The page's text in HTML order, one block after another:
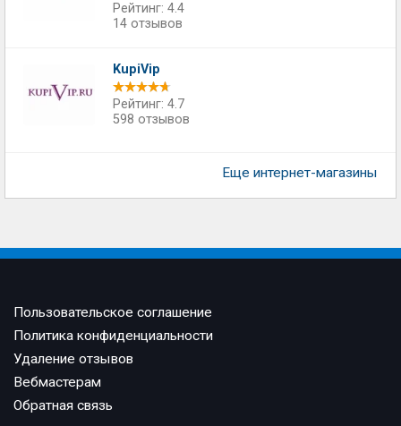
Рейтинг: 4.4
14 отзывов
KupiVip
Рейтинг: 4.7
598 отзывов
Еще интернет-магазины
Пользовательское соглашение
Политика конфиденциальности
Удаление отзывов
Вебмастерам
Обратная связь